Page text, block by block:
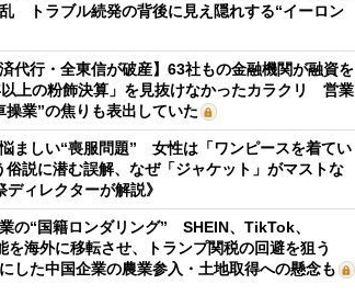
トラブル続発の背後に見え隠れする“イーロン
済代行・全東信が破産】63社もの金融機関が融資を
以上の粉飾決算」を見抜けなかったカラクリ 営業
操業”の焦りも表出していた
ましい“喪服問題” 女性は「ワンピースを着てい
俗説に潜む誤解、なぜ「ジャケット」がマストな
ィレクターが解説》
の“国籍ロンダリング” SHEIN、TikTok、
海外に移転させ、トランプ関税の回避を狙う
した中国企業の農業参入・土地取得への懸念も